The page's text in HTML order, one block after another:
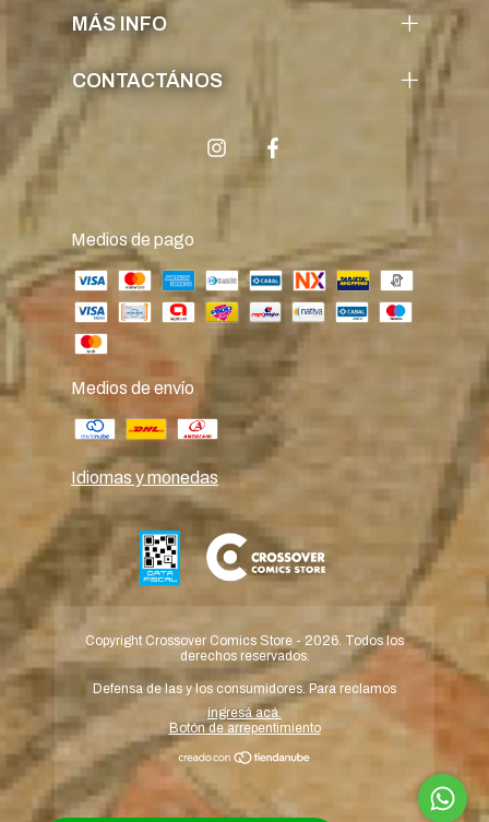
MÁS INFO
CONTACTÁNOS
Medios de pago
Medios de envío
Idiomas y monedas
Copyright Crossover Comics Store - 2026. Todos los
derechos reservados.
Defensa de las y los consumidores. Para reclamos
ingresá acá.
Botón de arrepentimiento